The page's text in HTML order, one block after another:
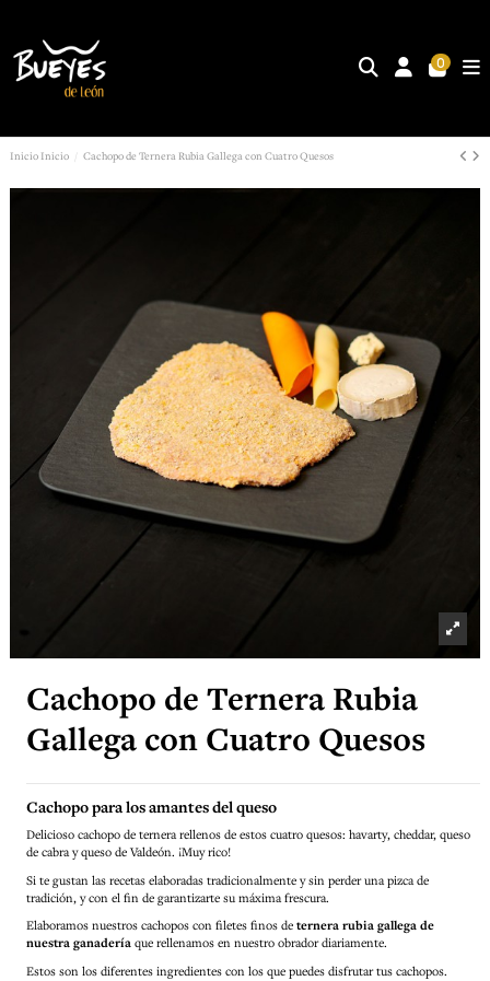
0
Inicio Inicio Cachopo de Ternera Rubia Gallega con Cuatro Quesos
Cachopo de Ternera Rubia
Gallega con Cuatro Quesos
Cachopo para los amantes del queso
Delicioso cachopo de ternera rellenos de estos cuatro quesos: havarty, cheddar, queso
de cabra y queso de Valdeón. ¡Muy rico!
Si te gustan las recetas elaboradas tradicionalmente y sin perder una pizca de
tradición, y con el fin de garantizarte su máxima frescura.
Elaboramos nuestros cachopos con filetes finos de ternera rubia gallega de
nuestra ganadería que rellenamos en nuestro obrador diariamente.
Estos son los diferentes ingredientes con los que puedes disfrutar tus cachopos.